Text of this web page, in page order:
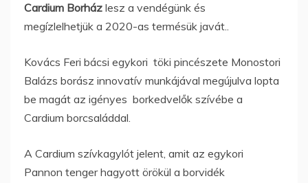
Cardium Borház lesz a vendégünk és
megízlelhetjük a 2020-as termésük javát..
Kovács Feri bácsi egykori töki pincészete Monostori
Balázs borász innovatív munkájával megújulva lopta
be magát az igényes borkedvelők szívébe a
Cardium borcsaláddal.
A Cardium szívkagylót jelent, amit az egykori
Pannon tenger hagyott örökül a borvidék